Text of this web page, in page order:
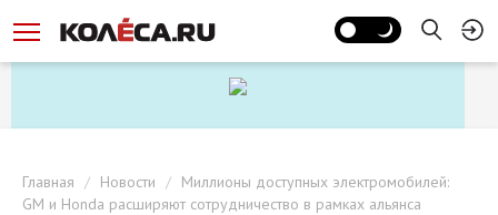
Главная Новости
Миллионы доступных электромобилей:
GM и Honda расширяют сотрудничество в рамках альянса